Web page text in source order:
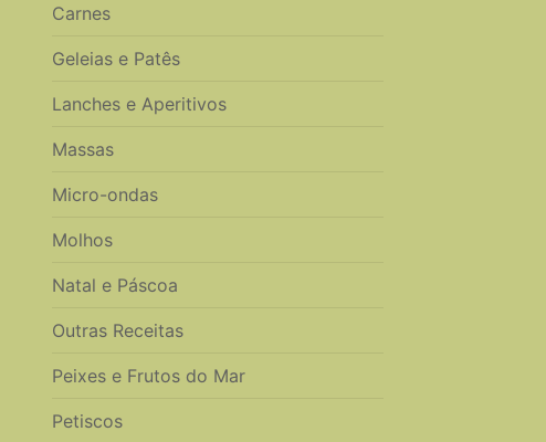
Carnes
Geleias e Patês
Lanches e Aperitivos
Massas
Micro-ondas
Molhos
Natal e Páscoa
Outras Receitas
Peixes e Frutos do Mar
Petiscos